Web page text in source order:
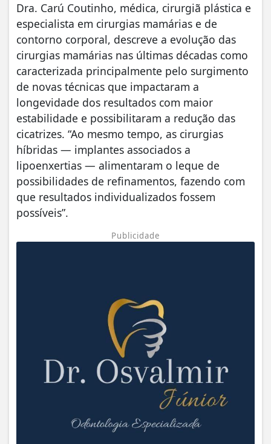
Dra. Carú Coutinho, médica, cirurgiã plástica e
especialista em cirurgias mamárias e de
contorno corporal, descreve a evolução das
cirurgias mamárias nas últimas décadas como
caracterizada principalmente pelo surgimento
de novas técnicas que impactaram a
longevidade dos resultados com maior
estabilidade e possibilitaram a redução das
cicatrizes. “Ao mesmo tempo, as cirurgias
híbridas — implantes associados a
lipoenxertias — alimentaram o leque de
possibilidades de refinamentos, fazendo com
que resultados individualizados fossem
possíveis”.
Publicidade